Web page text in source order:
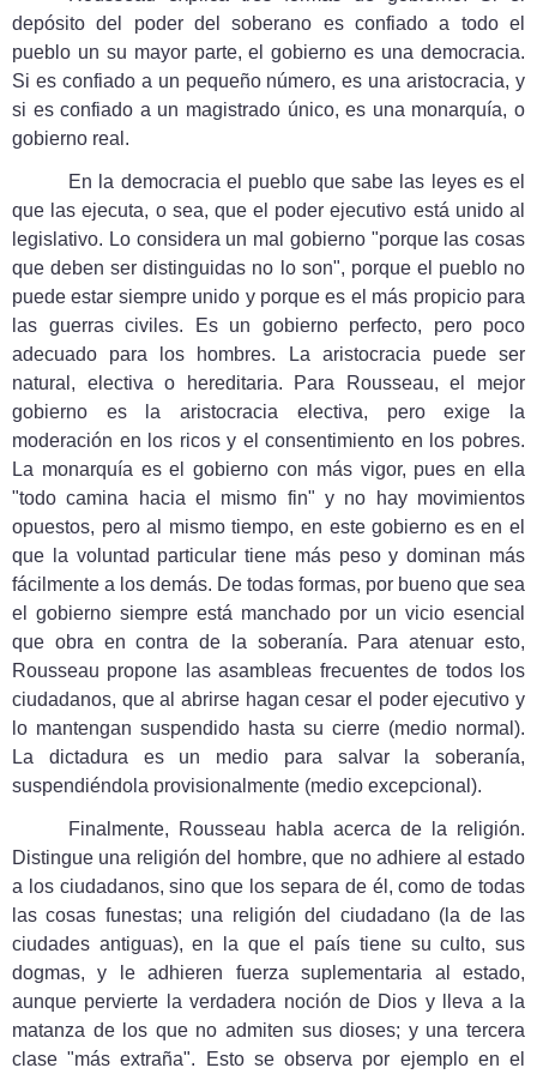
depósito del poder del soberano es confiado a todo el
pueblo un su mayor parte, el gobierno es una democracia.
Si es confiado a un pequeño número, es una aristocracia, y
si es confiado a un magistrado único, es una monarquía, o
gobierno real.
En la democracia el pueblo que sabe las leyes es el
que las ejecuta, o sea, que el poder ejecutivo está unido al
legislativo. Lo considera un mal gobierno "porque las cosas
que deben ser distinguidas no lo son", porque el pueblo no
puede estar siempre unido y porque es el más propicio para
las guerras civiles. Es un gobierno perfecto, pero poco
adecuado para los hombres. La aristocracia puede ser
natural, electiva o hereditaria. Para Rousseau, el mejor
gobierno es la aristocracia electiva, pero exige la
moderación en los ricos y el consentimiento en los pobres.
La monarquía es el gobierno con más vigor, pues en ella
"todo camina hacia el mismo fin" y no hay movimientos
opuestos, pero al mismo tiempo, en este gobierno es en el
que la voluntad particular tiene más peso y dominan más
fácilmente a los demás. De todas formas, por bueno que sea
el gobierno siempre está manchado por un vicio esencial
que obra en contra de la soberanía. Para atenuar esto,
Rousseau propone las asambleas frecuentes de todos los
ciudadanos, que al abrirse hagan cesar el poder ejecutivo y
lo mantengan suspendido hasta su cierre (medio normal).
La dictadura es un medio para salvar la soberanía,
suspendiéndola provisionalmente (medio excepcional).
Finalmente, Rousseau habla acerca de la religión.
Distingue una religión del hombre, que no adhiere al estado
a los ciudadanos, sino que los separa de él, como de todas
las cosas funestas; una religión del ciudadano (la de las
ciudades antiguas), en la que el país tiene su culto, sus
dogmas, y le adhieren fuerza suplementaria al estado,
aunque pervierte la verdadera noción de Dios y lleva a la
matanza de los que no admiten sus dioses; y una tercera
clase "más extraña". Esto se observa por ejemplo en el